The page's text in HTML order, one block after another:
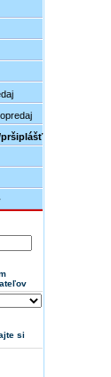
pršiplášť
si